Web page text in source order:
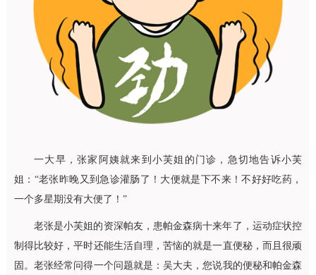
一大早，张家阿姨就来到小芙姐的门诊，急切地告诉小芙
姐：“老张昨晚又到急诊灌肠了！大便就是下不来！不好好吃药，
一个多星期没有大便了！”
老张是小芙姐的资深帕友，患帕金森病十来年了，运动症状控
制得比较好，平时还能生活自理，苦恼的就是一直便秘，而且很顽
固。老张经常问得一个问题就是：吴大夫，您说我的便秘和帕金森